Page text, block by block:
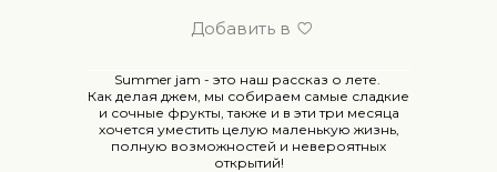
Добавить в
Summer jam - это наш рассказ о лете.
Как делая джем, мы собираем самые сладкие
и сочные фрукты, также и в эти три месяца
хочется уместить целую маленькую жизнь,
полную возможностей и невероятных
открытий!